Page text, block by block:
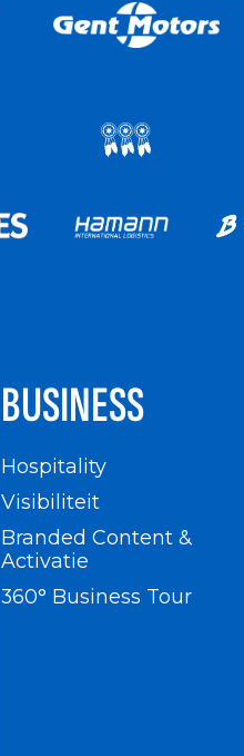
BUSINESS
Hospitality
Visibiliteit
Branded Content &
Activatie
360° Business Tour